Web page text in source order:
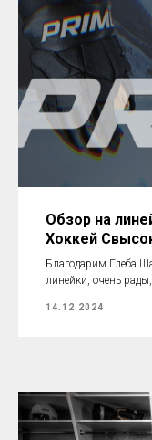
Обзор на
Хоккей
Благодарим Глеба
линейки, очень
14.12.2024